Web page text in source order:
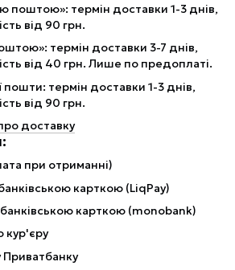
поштою»: термін доставки 1-3 днів,
від 90 грн.
термін доставки 3-7 днів,
від 40 грн. Лише по предоплаті.
термін доставки 1-3 днів,
від 90 грн.
доставку
при отриманні)
карткою (LiqPay)
карткою (monobank)
кур'єру
Приватбанку